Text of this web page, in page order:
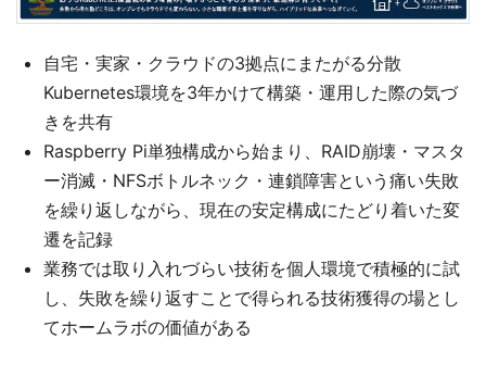
自宅・実家・クラウドの3拠点にまたがる分散
Kubernetes環境を3年かけて構築・運用した際の気づ
きを共有
Raspberry Pi単独構成から始まり、RAID崩壊・マスタ
ー消滅・NFSボトルネック・連鎖障害という痛い失敗
を繰り返しながら、現在の安定構成にたどり着いた変
遷を記録
業務では取り入れづらい技術を個人環境で積極的に試
し、失敗を繰り返すことで得られる技術獲得の場とし
てホームラボの価値がある